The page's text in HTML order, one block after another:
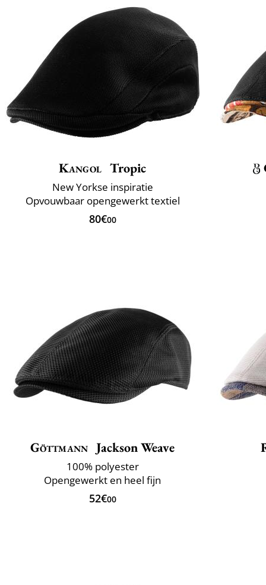
Kangol Tropic
New Yorkse inspiratie
Opvouwbaar opengewerkt textiel
80€00
Göttmann Jackson Weave
100% polyester
Opengewerkt en heel fijn
52€00